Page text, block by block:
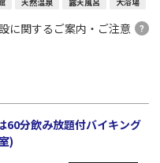
に関するご案内・ご注意
60分飲み放題付バイキング
)